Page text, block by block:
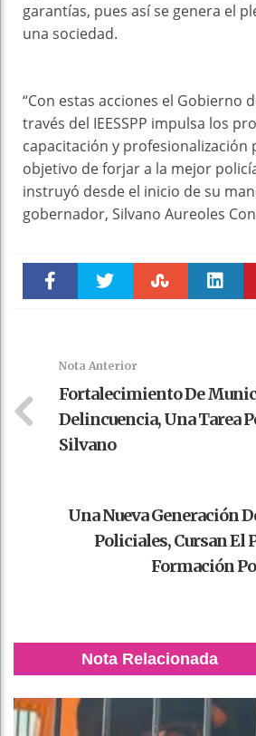
garantías, pues así se genera el
una sociedad.
“Con estas acciones el Gobierno
través del IEESSPP impulsa los
capacitación y profesionalización
objetivo de forjar a la mejor
instruyó desde el inicio de su
gobernador, Silvano Aureoles
Nota Anterior
Fortalecimiento De
Delincuencia, Una Tarea
Silvano
Una Nueva Generación
Policiales, Cursan El
Formación
Nota Relacionada